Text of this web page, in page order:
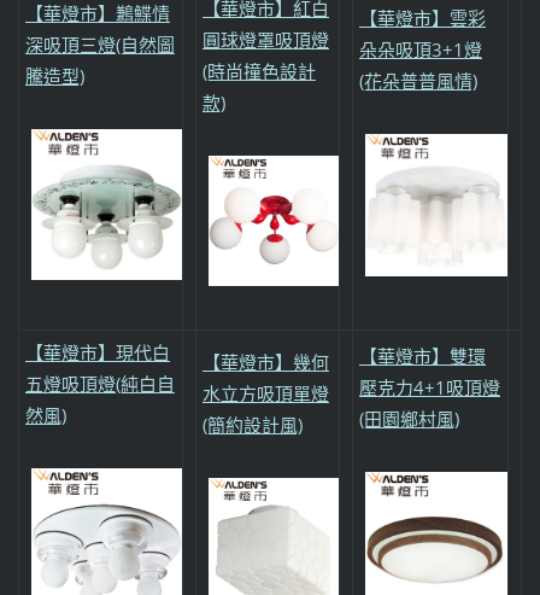
【華燈市】鶼鰈情
深吸頂三燈(自然圖
騰造型)
【華燈市】紅白
圓球燈罩吸頂燈
(時尚撞色設計
款)
【華燈市】雲彩
朵朵吸頂3+1燈
(花朵普普風情)
【華燈市】現代白
五燈吸頂燈(純白自
然風)
【華燈市】幾何
水立方吸頂單燈
(簡約設計風)
【華燈市】雙環
壓克力4+1吸頂燈
(田園鄉村風)